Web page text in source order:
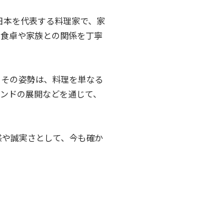
を代表する料理家で、家
卓や家族との関係を丁寧
の姿勢は、料理を単なる
の展開などを通じて、
誠実さとして、今も確か